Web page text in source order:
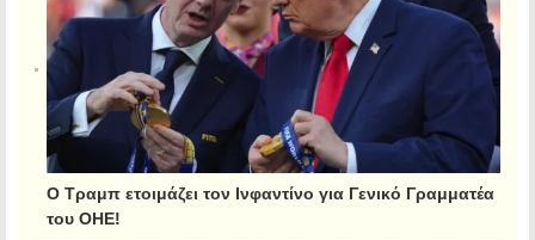
Ο Τραμπ ετοιμάζει τον Ινφαντίνο για Γενικό Γραμματέα
του ΟΗΕ!